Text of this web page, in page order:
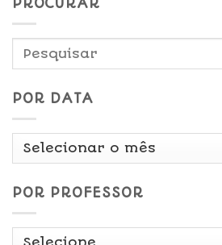
PROCURAR
POR DATA
Por
POR PROFESSOR